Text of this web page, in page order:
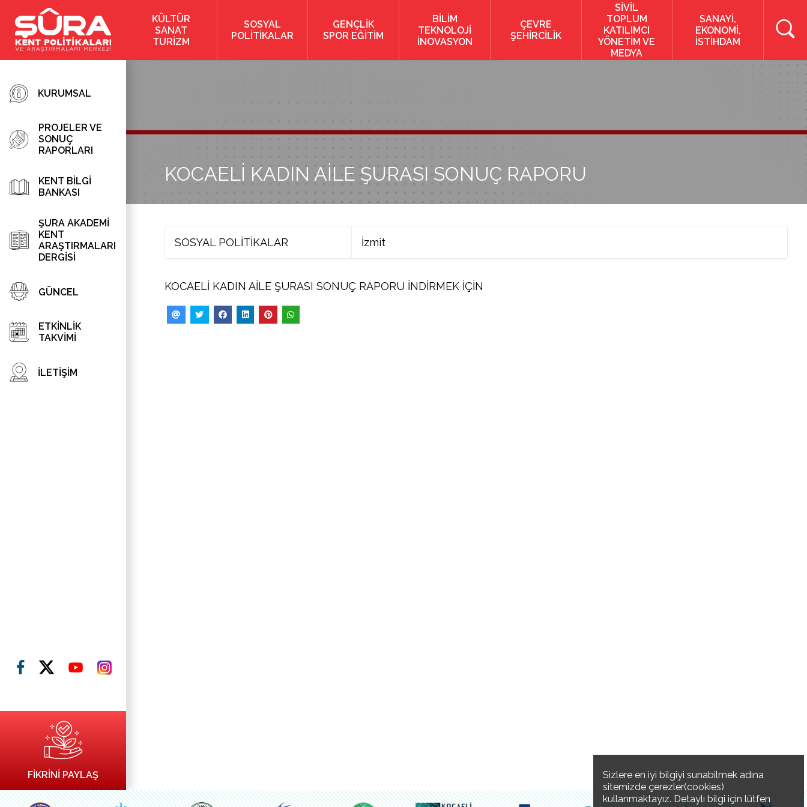
KÜLTÜR
SANAT
TURİZM
SOSYAL
POLİTİKALAR
GENÇLİK
SPOR EĞİTİM
BİLİM
TEKNOLOJİ
İNOVASYON
ÇEVRE
ŞEHİRCİLİK
SİVİL
TOPLUM
KATILIMCI
YÖNETİM VE
MEDYA
SANAYİ,
EKONOMİ,
İSTİHDAM
KURUMSAL
PROJELER VE
SONUÇ
RAPORLARI
KENT BİLGİ
BANKASI
ŞURA AKADEMİ
KENT
ARAŞTIRMALARI
DERGİSİ
GÜNCEL
ETKİNLİK
TAKVİMİ
İLETİŞİM
FİKRİNİ PAYLAŞ
KOCAELİ KADIN AİLE ŞURASI SONUÇ RAPORU
SOSYAL POLİTİKALAR İzmit
KOCAELİ KADIN AİLE ŞURASI SONUÇ RAPORU İNDİRMEK İÇİN
Sizlere en iyi bilgiyi sunabilmek adına
sitemizde çerezler(cookies)
kullanmaktayız. Detaylı bilgi için lütfen